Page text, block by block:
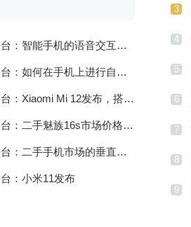
忠机者手机专卖平台：智能手机的语音交互功能
忠机者手机专卖平台：如何在手机上进行自我提升？
忠机者手机专卖平台：Xiaomi Mi 12发布，搭载更为出色的相机和处理器
忠机者手机专卖平台：二手魅族16s市场价格持续波动
忠机者手机专卖平台：二手手机市场的垂直领域拓展
：小米11发布
3
4
5
6
7
8
9